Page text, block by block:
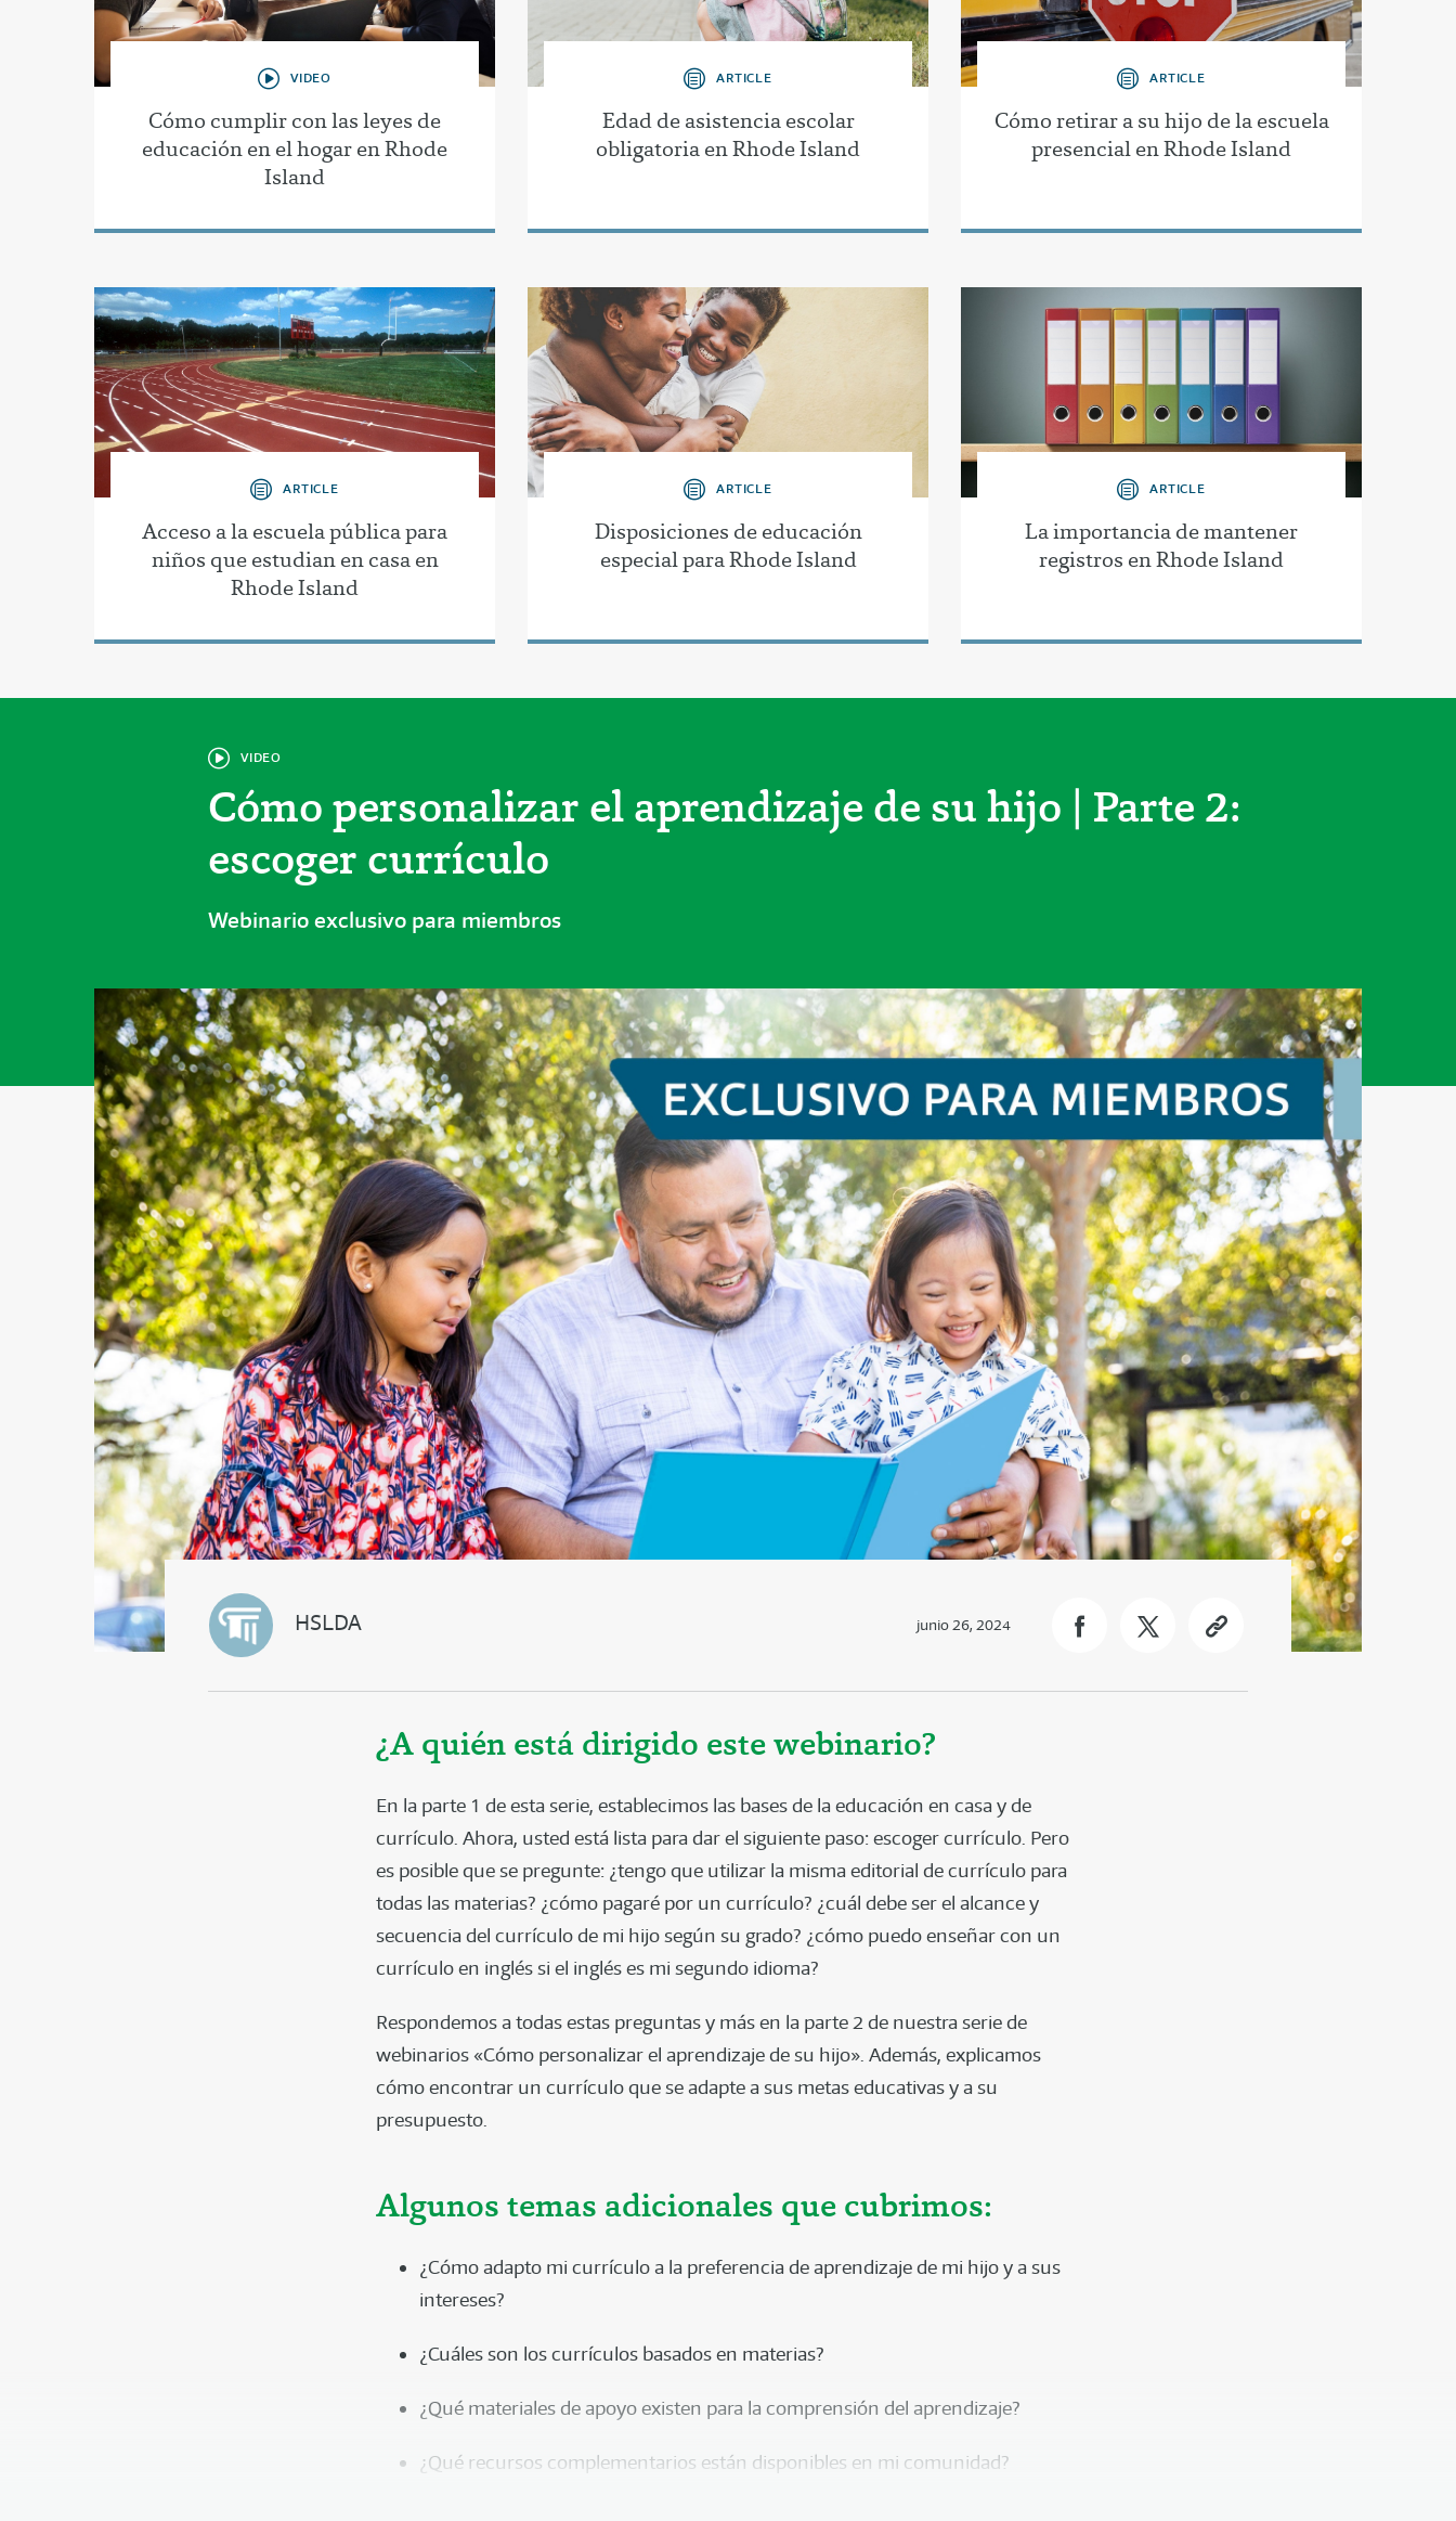
VIDEO
Cómo cumplir con las leyes de
educación en el hogar en Rhode
Island
ARTICLE
Edad de asistencia escolar
obligatoria en Rhode Island
ARTICLE
Cómo retirar a su hijo de la escuela
presencial en Rhode Island
ARTICLE
Acceso a la escuela pública para
niños que estudian en casa en
Rhode Island
ARTICLE
Disposiciones de educación
especial para Rhode Island
ARTICLE
La importancia de mantener
registros en Rhode Island
VIDEO
Cómo personalizar el aprendizaje de su hijo | Parte 2:
escoger currículo
Webinario exclusivo para miembros
HSLDA junio 26, 2024
¿A quién está dirigido este webinario?
En la parte 1 de esta serie, establecimos las bases de la educación en casa y de
currículo. Ahora, usted está lista para dar el siguiente paso: escoger currículo. Pero
es posible que se pregunte: ¿tengo que utilizar la misma editorial de currículo para
todas las materias? ¿cómo pagaré por un currículo? ¿cuál debe ser el alcance y
secuencia del currículo de mi hijo según su grado? ¿cómo puedo enseñar con un
currículo en inglés si el inglés es mi segundo idioma?
Respondemos a todas estas preguntas y más en la parte 2 de nuestra serie de
webinarios «Cómo personalizar el aprendizaje de su hijo». Además, explicamos
cómo encontrar un currículo que se adapte a sus metas educativas y a su
presupuesto.
Algunos temas adicionales que cubrimos:
¿Cómo adapto mi currículo a la preferencia de aprendizaje de mi hijo y a sus
intereses?
¿Cuáles son los currículos basados en materias?
¿Qué materiales de apoyo existen para la comprensión del aprendizaje?
¿Qué recursos complementarios están disponibles en mi comunidad?